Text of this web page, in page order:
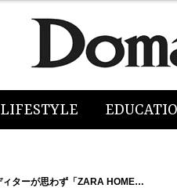
LIFESTYLE
ィターが思わず「ZARA HOME…